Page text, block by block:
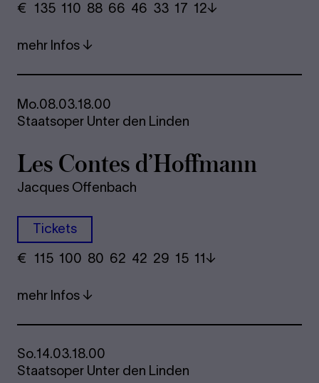
€ ​ 135 110 88​ 66 46 33​ 17 12
mehr Infos
Mo.08.03.18.00
Staatsoper Unter den Linden
Les Con­tes d’Hoff­mann
Jacques Offenbach
Tickets
€ ​ 115 100 80​ 62 42 29​ 15 11
mehr Infos
So.14.03.18.00
Staatsoper Unter den Linden